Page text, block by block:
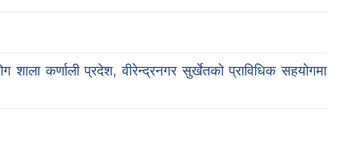
कर्णाली प्रदेश, वीरेन्द्रनगर सुर्खेतको प्राविधिक सहयोगमा